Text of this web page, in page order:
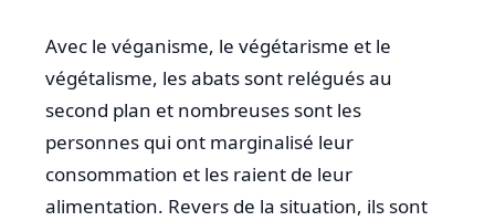
Avec le véganisme, le végétarisme et le
végétalisme, les abats sont relégués au
second plan et nombreuses sont les
personnes qui ont marginalisé leur
consommation et les raient de leur
alimentation. Revers de la situation, ils sont